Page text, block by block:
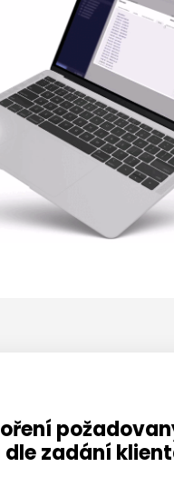
zadání
si určíme, které firmy